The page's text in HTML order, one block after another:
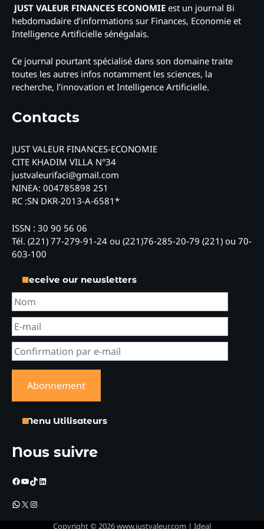
JUST VALEUR FINANCES ECONOMIE est un journal Bi
hebdomadaire d’informations sur Finances, Economie et
Intelligence Artificielle sénégalais.
Ce journal pourtant spécialisé dans son domaine traite
toutes les autres infos notamment les sciences, la
recherche, l’innovation et Intelligence Artificielle.
Contacts
JUST VALEUR FINANCES-ECONOMIE
CITE KHADIM VILLA N°34
justvaleurifaci@gmail.com
NINEA: 004785898 2S1
RC :SN DKR-2013-A-6581*
ISSN : 30 90 56 06
Tél. (221) 77-279-91-24 ou (221)76-285-20-79 (221) ou 70-
603-100
Receive our newsletters
Menu Utilisateurs
Nous suivre
Facebook
YouTube
TikTok
LinkedIn
WhatsApp
X Instagram
Copyright © 2026www.justvaleur.com | Ideal